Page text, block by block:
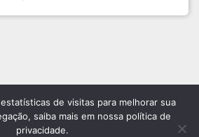
de visitas para melhorar sua
saiba mais em nossa política de
privacidade.